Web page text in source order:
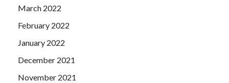
March 2022
February 2022
January 2022
December 2021
November 2021